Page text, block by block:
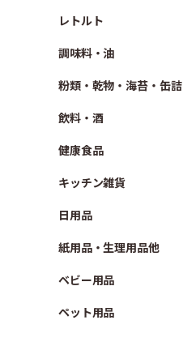
レトルト
調味料・油
粉類・乾物・海苔・缶詰
飲料・酒
健康食品
キッチン雑貨
日用品
紙用品・生理用品他
ベビー用品
ペット用品